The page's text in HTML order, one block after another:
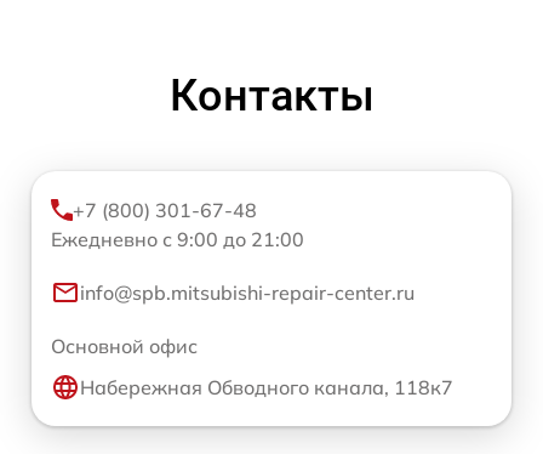
Контакты
+7 (800) 301-67-48
Ежедневно с 9:00 до 21:00
info@spb.mitsubishi-repair-center.ru
Основной офис
Набережная Обводного канала, 118к7